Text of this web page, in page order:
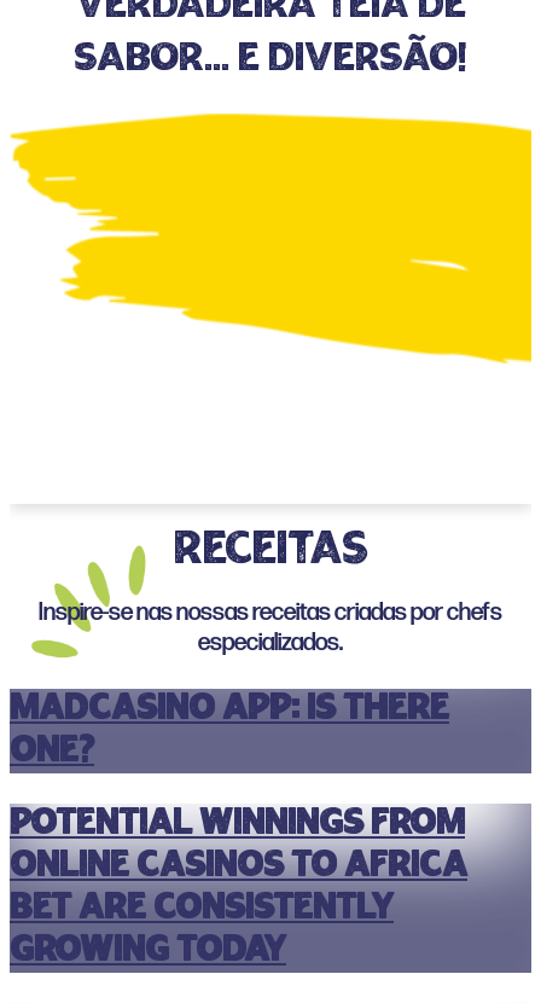
sabor… e diversão!
RECEITAS
Inspire-se nas nossas receitas criadas por chefs
especializados.
MadCasino App: Is There
One?
Potential winnings from
online casinos to africa
bet are consistently
growing today